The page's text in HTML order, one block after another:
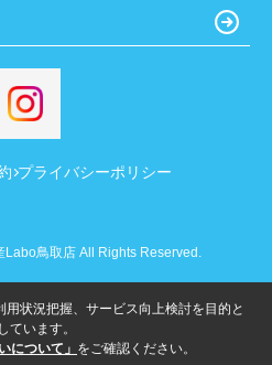
プライバシーポリシー
Labo鳥取店 All Rights Reserved.
状況把握、サービス向上検討を目的と
ています。
について」 をご確認ください。